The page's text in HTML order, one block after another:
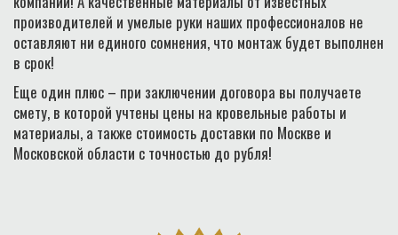
производителей и умелые руки наших профессионалов не
оставляют ни единого сомнения, что монтаж будет выполнен
в срок!
Еще один плюс – при заключении договора вы получаете
смету, в которой учтены цены на кровельные работы и
материалы, а также стоимость доставки по Москве и
Московской области с точностью до рубля!